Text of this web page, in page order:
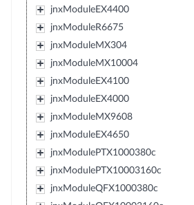
jnxModuleEX4400
jnxModuleR6675
jnxModuleMX304
jnxModuleMX10004
jnxModuleEX4100
jnxModuleEX4000
jnxModuleMX9608
jnxModuleEX4650
jnxModulePTX1000380c
jnxModulePTX10003160c
jnxModuleQFX1000380c